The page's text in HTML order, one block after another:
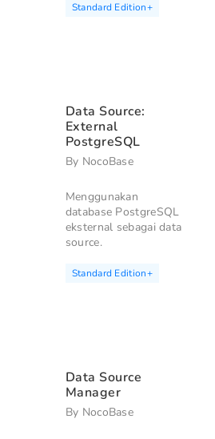
Standard Edition+
Data Source:
External
PostgreSQL
By NocoBase
Menggunakan
database PostgreSQL
eksternal sebagai data
source.
Standard Edition+
Data Source
Manager
By NocoBase